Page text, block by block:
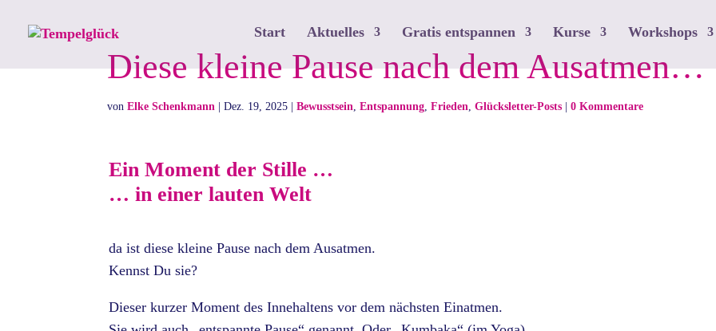
Start Aktuelles Gratis entspannen Kurse Workshops
Diese kleine Pause nach dem Ausatmen…
vonElke Schenkmann |Dez. 19, 2025 |Bewusstsein,Entspannung,Frieden,Glücksletter-Posts |0 Kommentare
Ein Moment der Stille …
… in einer lauten Welt
da ist diese kleine Pause nach dem Ausatmen.
Kennst Du sie?
Dieser kurzer Moment des Innehaltens vor dem nächsten Einatmen.